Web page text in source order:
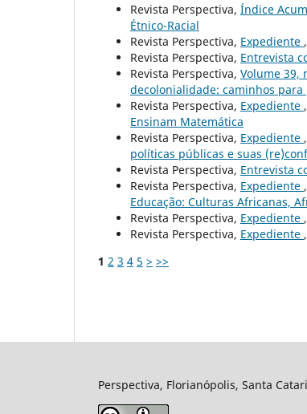
Revista Perspectiva, Índice
Étnico-Racial
Revista Perspectiva, Expediente ,
Revista Perspectiva, Entrevista
Revista Perspectiva, Volume 39,
decolonialidade: caminhos
Revista Perspectiva, Expediente ,
Ensinam Matemática
Revista Perspectiva, Expediente ,
políticas públicas e suas
Revista Perspectiva, Entrevista
Revista Perspectiva, Expediente ,
Educação: Culturas Africanas,
Revista Perspectiva, Expediente ,
Revista Perspectiva, Expediente ,
1 2 3 4 5 > >>
Perspectiva, Florianópolis, Santa